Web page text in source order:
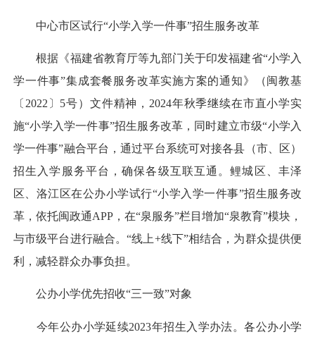
中心市区试行“小学入学一件事”招生服务改革
根据《福建省教育厅等九部门关于印发福建省“小学入
学一件事”集成套餐服务改革实施方案的通知》（闽教基
〔2022〕5号）文件精神，2024年秋季继续在市直小学实
施“小学入学一件事”招生服务改革，同时建立市级“小学入
学一件事”融合平台，通过平台系统可对接各县（市、区）
招生入学服务平台，确保各级互联互通。鲤城区、丰泽
区、洛江区在公办小学试行“小学入学一件事”招生服务改
革，依托闽政通APP，在“泉服务”栏目增加“泉教育”模块，
与市级平台进行融合。“线上+线下”相结合，为群众提供便
利，减轻群众办事负担。
公办小学优先招收“三一致”对象
今年公办小学延续2023年招生入学办法。各公办小学